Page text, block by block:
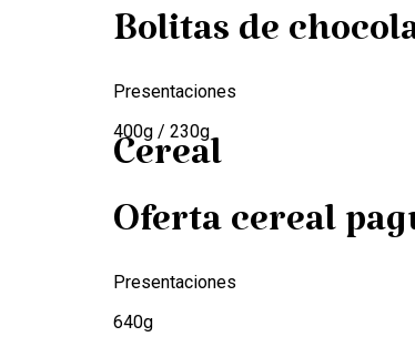
Bolitas de
Presentaciones
400g / 230g
Cereal
Oferta cereal
Presentaciones
640g